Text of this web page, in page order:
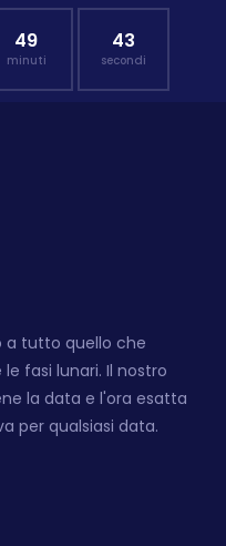
49
minuti
42
secondi
a tutto quello che
fasi lunari. Il nostro
la data e l'ora esatta
per qualsiasi data.